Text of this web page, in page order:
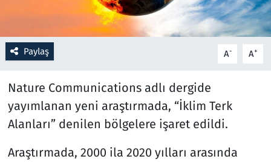
Paylaş A- A+
Nature Communications adlı dergide
yayımlanan yeni araştırmada, “İklim Terk
Alanları” denilen bölgelere işaret edildi.
Araştırmada, 2000 ila 2020 yılları arasında
Savunma Sanayi
Spor